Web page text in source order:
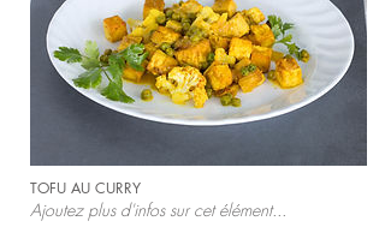
TOFU AU CURRY
Ajoutez plus d'infos sur cet élément...